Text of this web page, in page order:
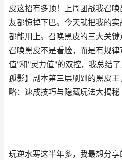
皮这招有多顶！上周团战我召
友都惊掉下巴。今天就把我的
都能用上。召唤黑皮的三大关键
召唤黑皮不是看脸，而是有规
值"和"灵力值"的双控，我总结
孤影】副本第三层刷到的黑皮
略：速成技巧与隐藏玩法大揭秘
玩逆水寒这半年多，我最想分享